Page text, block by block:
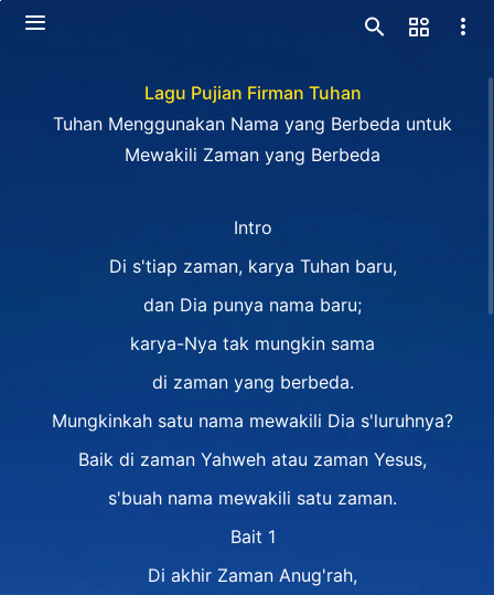
Lagu Pujian Firman Tuhan
Tuhan Menggunakan Nama yang Berbeda untuk
Mewakili Zaman yang Berbeda
Intro
Di s'tiap zaman, karya Tuhan baru,
dan Dia punya nama baru;
karya-Nya tak mungkin sama
di zaman yang berbeda.
Mungkinkah satu nama mewakili Dia s'luruhnya?
Baik di zaman Yahweh atau zaman Yesus,
s'buah nama mewakili satu zaman.
Bait 1
Di akhir Zaman Anug'rah,